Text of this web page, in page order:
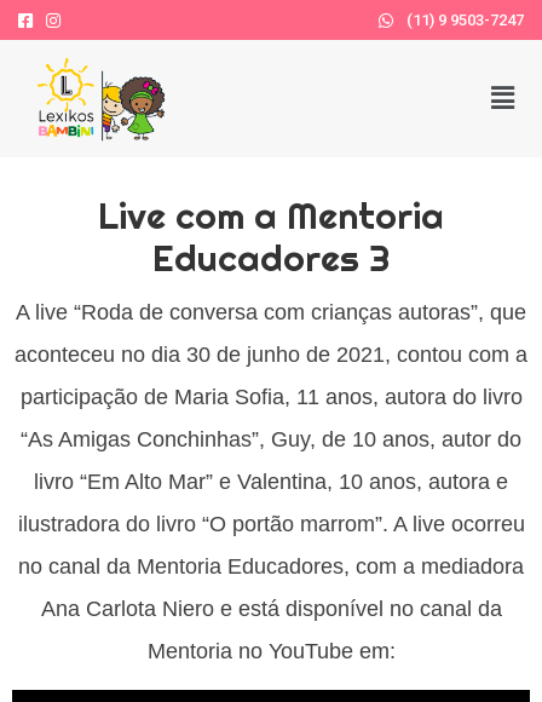
(11) 9 9503-7247
Live com a Mentoria
Educadores 3
A live “Roda de conversa com crianças autoras”, que
aconteceu no dia 30 de junho de 2021, contou com a
participação de Maria Sofia, 11 anos, autora do livro
“As Amigas Conchinhas”, Guy, de 10 anos, autor do
livro “Em Alto Mar” e Valentina, 10 anos, autora e
ilustradora do livro “O portão marrom”. A live ocorreu
no canal da Mentoria Educadores, com a mediadora
Ana Carlota Niero e está disponível no canal da
Mentoria no YouTube em: